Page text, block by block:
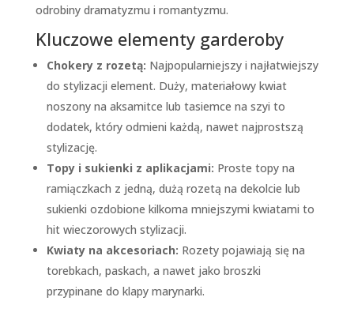
odrobiny dramatyzmu i romantyzmu.
Kluczowe elementy garderoby
Chokery z rozetą: Najpopularniejszy i najłatwiejszy
do stylizacji element. Duży, materiałowy kwiat
noszony na aksamitce lub tasiemce na szyi to
dodatek, który odmieni każdą, nawet najprostszą
stylizację.
Topy i sukienki z aplikacjami: Proste topy na
ramiączkach z jedną, dużą rozetą na dekolcie lub
sukienki ozdobione kilkoma mniejszymi kwiatami to
hit wieczorowych stylizacji.
Kwiaty na akcesoriach: Rozety pojawiają się na
torebkach, paskach, a nawet jako broszki
przypinane do klapy marynarki.